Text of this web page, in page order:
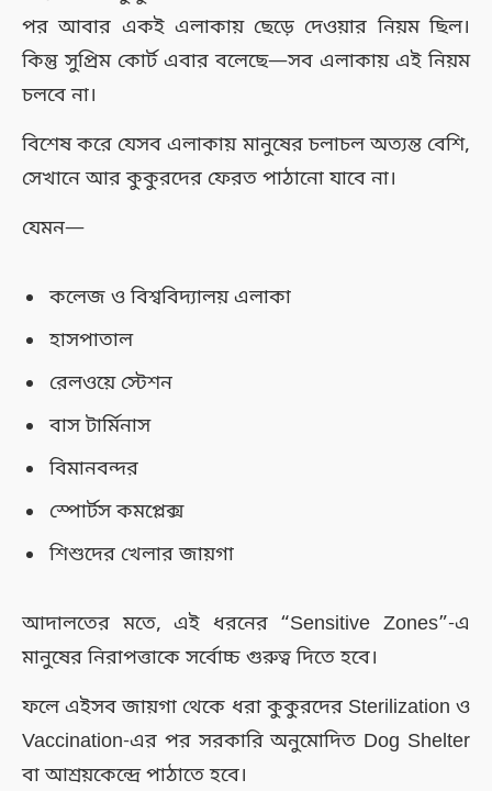
পর আবার একই এলাকায় ছেড়ে দেওয়ার নিয়ম ছিল।
কিন্তু সুপ্রিম কোর্ট এবার বলেছে—সব এলাকায় এই নিয়ম
চলবে না।
বিশেষ করে যেসব এলাকায় মানুষের চলাচল অত্যন্ত বেশি,
সেখানে আর কুকুরদের ফেরত পাঠানো যাবে না।
যেমন—
কলেজ ও বিশ্ববিদ্যালয় এলাকা
হাসপাতাল
রেলওয়ে স্টেশন
বাস টার্মিনাস
বিমানবন্দর
স্পোর্টস কমপ্লেক্স
শিশুদের খেলার জায়গা
আদালতের মতে, এই ধরনের “Sensitive Zones”-এ
মানুষের নিরাপত্তাকে সর্বোচ্চ গুরুত্ব দিতে হবে।
ফলে এইসব জায়গা থেকে ধরা কুকুরদের Sterilization ও
Vaccination-এর পর সরকারি অনুমোদিত Dog Shelter
বা আশ্রয়কেন্দ্রে পাঠাতে হবে।